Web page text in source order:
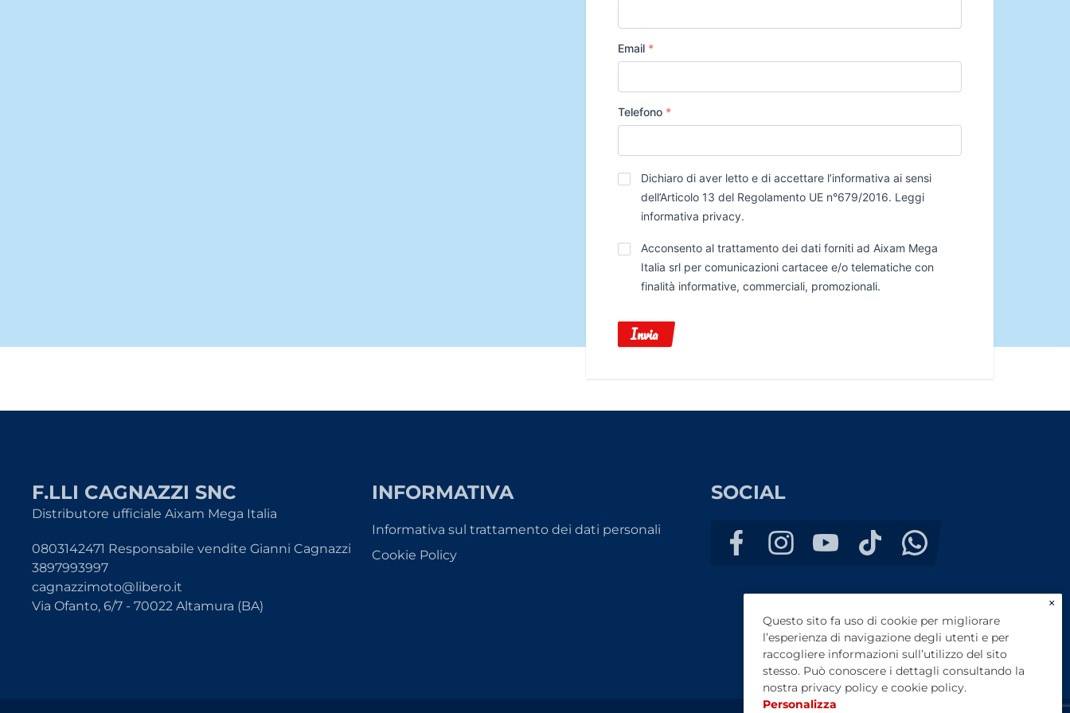
Email *
Telefono *
Privacy*
Dichiaro di aver letto e di accettare l’informativa ai sensi
dell’Articolo 13 del Regolamento UE n°679/2016. Leggi
informativa privacy.
Trattamento
Dati
Acconsento al trattamento dei dati forniti ad Aixam Mega
Italia srl per comunicazioni cartacee e/o telematiche con
finalità informative, commerciali, promozionali.
Invia
F.LLI CAGNAZZI SNC
Distributore ufficiale Aixam Mega Italia
0803142471 Responsabile vendite Gianni Cagnazzi
3897993997
cagnazzimoto@libero.it
Via Ofanto, 6/7 - 70022 Altamura (BA)
INFORMATIVA
Informativa sul trattamento dei dati personali
Cookie Policy
SOCIAL
×
Questo sito fa uso di cookie per migliorare
l’esperienza di navigazione degli utenti e per
raccogliere informazioni sull’utilizzo del sito
stesso. Può conoscere i dettagli consultando la
nostra privacy policy e cookie policy.
Personalizza